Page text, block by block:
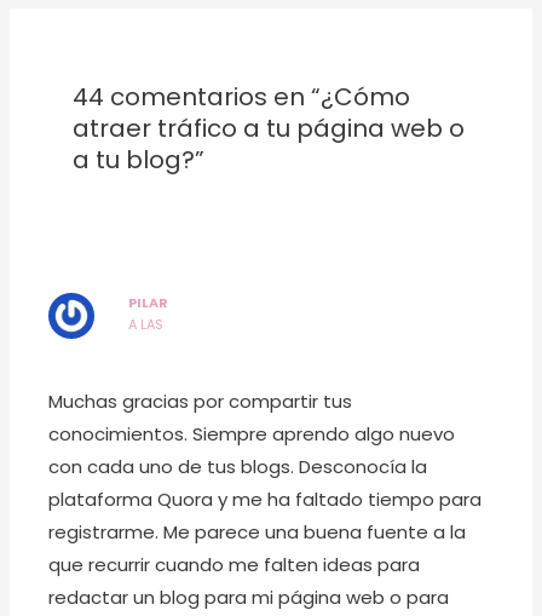
44 comentarios en “¿Cómo
atraer tráfico a tu página web o
a tu blog?”
PILAR
A LAS
Muchas gracias por compartir tus
conocimientos. Siempre aprendo algo nuevo
con cada uno de tus blogs. Desconocía la
plataforma Quora y me ha faltado tiempo para
registrarme. Me parece una buena fuente a la
que recurrir cuando me falten ideas para
redactar un blog para mi página web o para